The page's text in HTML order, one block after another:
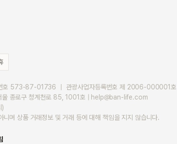
호 573-87-01736 ｜ 관광사업자등록번호 제 2006-000001호 |
울 종로구 청계천로 85, 1001호 | help@ban-life.com
)
며 상품 거래정보 및 거래 등에 대해 책임을 지지 않습니다.